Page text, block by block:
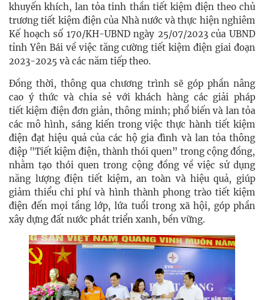
khuyến khích, lan tỏa tinh thần tiết kiệm điệntheo chủ
trươngtiết kiệm điệncủa Nhà nước và thực hiện nghiêm
Kế hoạch số 170/KH-UBND ngày 25/07/2023 của UBND
tỉnh Yên Bái về việc tăng cườngtiếtkiệm điện giai đoạn
2023-2025 và các năm tiếp theo.
Đồng thời, thông qua chương trình sẽ góp phần nâng
cao ý thức và chia sẻ với khách hàng các giải pháp
tiếtkiệm điệnđơn giản, thông minh; phổ biến và lan tỏa
các mô hình, sáng kiến trong việc thực hànhtiếtkiệm
điện đạt hiệu quả của các hộ gia đình và lan tỏa thông
điệp "Tiết kiệm điện, thành thói quen” trong cộng đồng,
nhằm tạo thói quen trong cộng đồng về việc sử dụng
năng lượng điện tiết kiệm, an toàn và hiệu quả, giúp
giảm thiểu chi phí và hình thành phong trào tiếtkiệm
điện đến mọi tầng lớp, lứa tuổi trong xã hội, góp phần
xây dựng đất nước phát triển xanh, bền vững.